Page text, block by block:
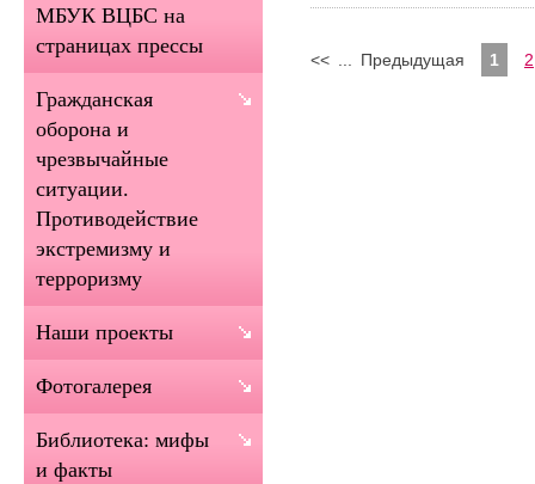
<< Предыдущая 1 2
МБУК ВЦБС на
страницах прессы
Гражданская
оборона и
чрезвычайные
ситуации.
Противодействие
экстремизму и
терроризму
Наши проекты
Фотогалерея
Библиотека: мифы
и факты